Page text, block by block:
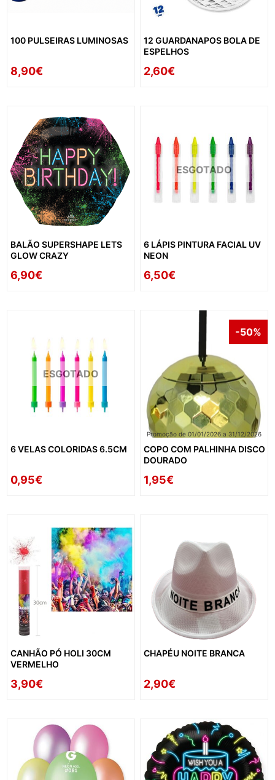
100 PULSEIRAS LUMINOSAS
8,90€
12 GUARDANAPOS BOLA DE
ESPELHOS
2,60€
BALÃO SUPERSHAPE LETS
GLOW CRAZY
6,90€
ESGOTADO
6 LÁPIS PINTURA FACIAL UV
NEON
6,50€
ESGOTADO
6 VELAS COLORIDAS 6.5CM
0,95€
-50%
Promoção de 01/01/2026 a 31/12/2026
COPO COM PALHINHA DISCO
DOURADO
1,95€
CANHÃO PÓ HOLI 30CM
VERMELHO
3,90€
CHAPÉU NOITE BRANCA
2,90€